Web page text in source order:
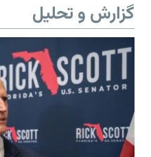
گزارش و تحلیل